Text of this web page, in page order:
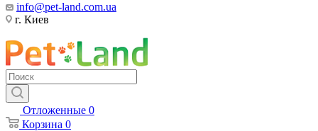
info@pet-land.com.ua
г. Киев
Отложенные 0
Корзина 0